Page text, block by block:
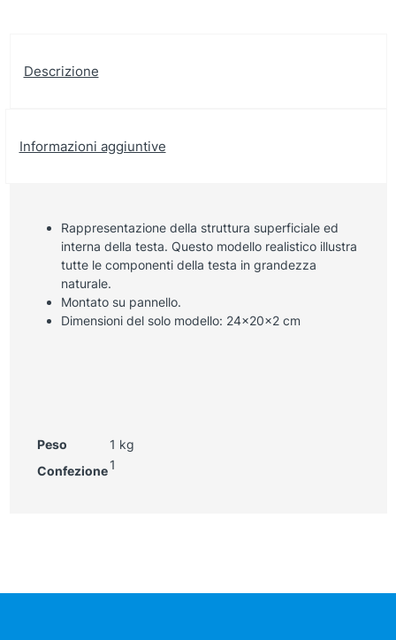
Descrizione
Informazioni aggiuntive
Rappresentazione della struttura superficiale ed
interna della testa. Questo modello realistico illustra
tutte le componenti della testa in grandezza
naturale.
Montato su pannello.
Dimensioni del solo modello: 24x20x2 cm
Peso
1 kg
Confezione 1